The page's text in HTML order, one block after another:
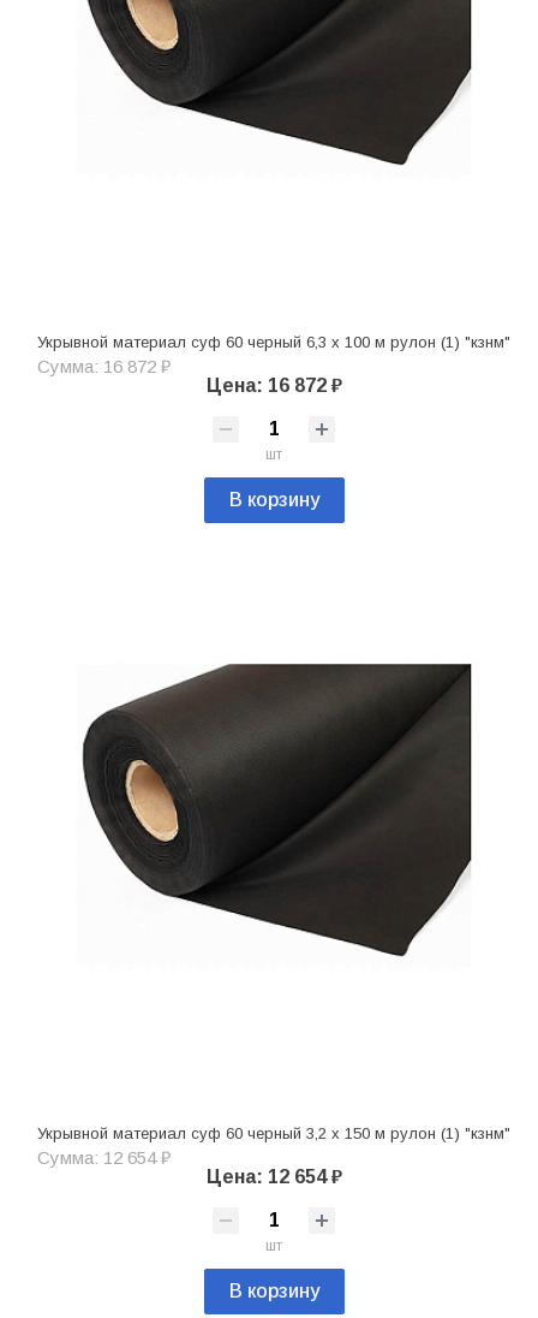
Укрывной материал суф 60 черный 6,3 х 100 м рулон (1) "кзнм"
Сумма: 16 872 ₽
Цена: 16 872 ₽
шт
В корзину
Укрывной материал суф 60 черный 3,2 х 150 м рулон (1) "кзнм"
Сумма: 12 654 ₽
Цена: 12 654 ₽
шт
В корзину